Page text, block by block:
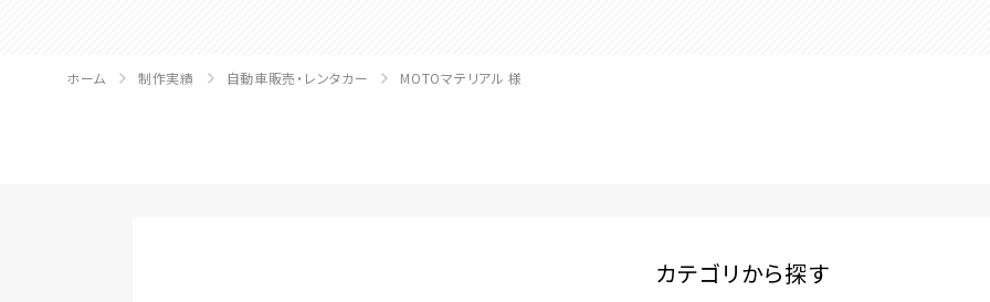
ホーム 制作実績 自動車販売・レンタカー MOTOマテリアル 様
カテゴリから探す